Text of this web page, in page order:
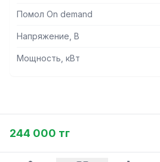
Помол On demand
Напряжение, В
Мощность, кВт
244 000 тг